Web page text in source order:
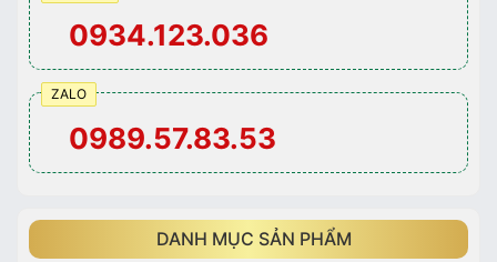
0934.123.036
ZALO
0989.57.83.53
DANH MỤC SẢN PHẨM